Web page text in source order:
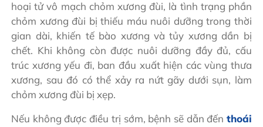
hoại tử vô mạch chỏm xương đùi, là tình trạng phần
chỏm xương đùi bị thiếu máu nuôi dưỡng trong thời
gian dài, khiến tế bào xương và tủy xương dần bị
chết. Khi không còn được nuôi dưỡng đầy đủ, cấu
trúc xương yếu đi, ban đầu xuất hiện các vùng thưa
xương, sau đó có thể xảy ra nứt gãy dưới sụn, làm
chỏm xương đùi bị xẹp.
Nếu không được điều trị sớm, bệnh sẽ dẫn đến thoái